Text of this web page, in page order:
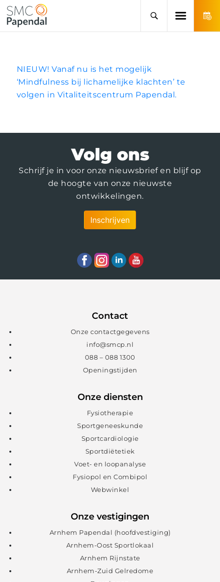
NIEUW! Vanaf nu is het mogelijk
‘Mindfulness bij lichamelijke klachten’ te
volgen in Vitaliteitscentrum Papendal.
Volg ons
Schrijf je in voor onze nieuwsbrief en blijf op
de hoogte van onze nieuwste
ontwikkelingen.
Inschrijven
Contact
Onze contactgegevens
info@smcp.nl
088 – 088 1300
Openingstijden
Onze diensten
Fysiotherapie
Sportgeneeskunde
Sportcardiologie
Sportdiëtetiek
Voet- en loopanalyse
Fysiopol en Combipol
Webwinkel
Onze vestigingen
Arnhem Papendal (hoofdvestiging)
Arnhem-Oost Sportlokaal
Arnhem Rijnstate
Arnhem-Zuid Gelredome